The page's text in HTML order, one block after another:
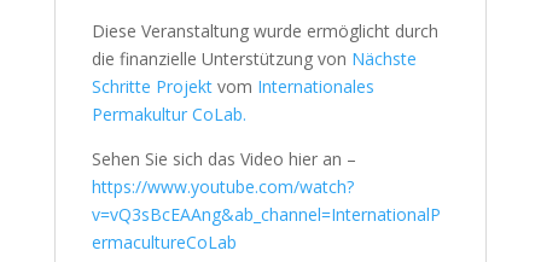
Diese Veranstaltung wurde ermöglicht durch
die finanzielle Unterstützung von Nächste
Schritte Projektvom Internationales
Permakultur CoLab.
Sehen Sie sich das Video hier an –
https://www.youtube.com/watch?
v=vQ3sBcEAAng&ab_channel=InternationalP
ermacultureCoLab